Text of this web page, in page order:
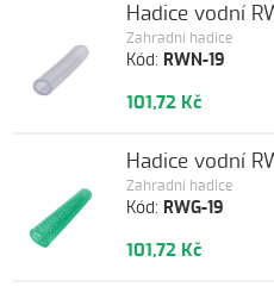
Kód: RWN-19
Zahradní hadice
Hadice vodní
101,72 Kč
Kód: RWG-19
Zahradní hadice
Hadice vodní
101,72 Kč